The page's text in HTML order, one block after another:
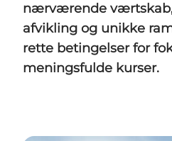
nærværende
afvikling og unikke
rette betingelser for
meningsfulde kurser.